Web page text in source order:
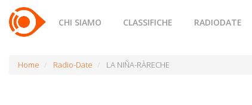
CHI SIAMO CLASSIFICHE RADIODATE
Home Radio-Date LA NIÑA-RÀRECHE